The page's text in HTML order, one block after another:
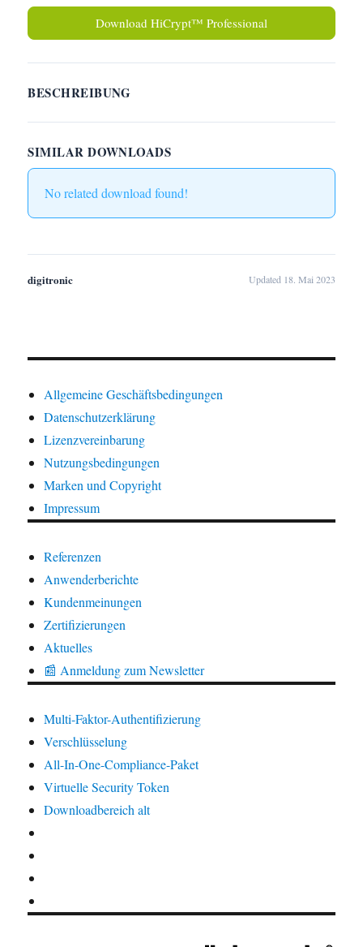
Download HiCrypt™ Professional
BESCHREIBUNG
SIMILAR DOWNLOADS
No related download found!
digitronic Updated 18. Mai 2023
Allgemeine Geschäftsbedingungen
Datenschutzerklärung
Lizenzvereinbarung
Nutzungsbedingungen
Marken und Copyright
Impressum
Referenzen
Anwenderberichte
Kundenmeinungen
Zertifizierungen
Aktuelles
📰 Anmeldung zum Newsletter
Multi-Faktor-Authentifizierung
Verschlüsselung
All-In-One-Compliance-Paket
Virtuelle Security Token
Downloadbereich alt